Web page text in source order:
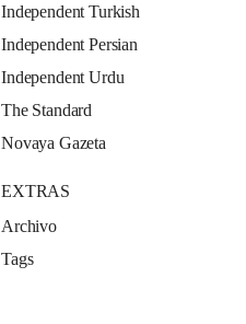
Independent Turkish
Independent Persian
Independent Urdu
The Standard
Novaya Gazeta
EXTRAS
Archivo
Tags